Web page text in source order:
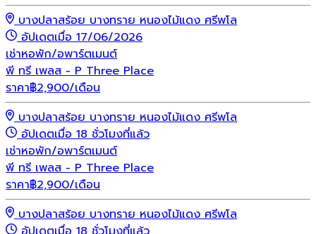
บางปลาสร้อย บางทราย หนองไม้แดง ศรีพโล
อัปเดตเมื่อ 17/06/2026
เช่าหอพัก/อพาร์ตเมนต์
พี ทรี เพลส - P Three Place
ราคา฿2,900/เดือน
บางปลาสร้อย บางทราย หนองไม้แดง ศรีพโล
อัปเดตเมื่อ 18 ชั่วโมงที่แล้ว
เช่าหอพัก/อพาร์ตเมนต์
พี ทรี เพลส - P Three Place
ราคา฿2,900/เดือน
บางปลาสร้อย บางทราย หนองไม้แดง ศรีพโล